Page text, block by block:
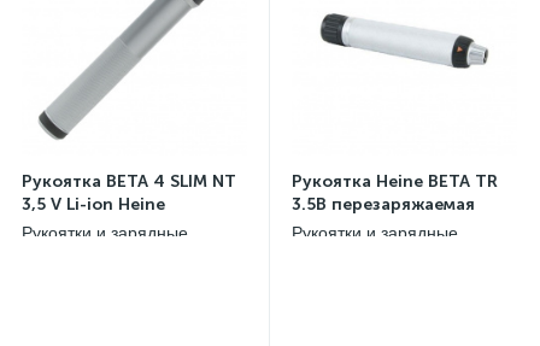
Рукоятка BETA 4 SLIM NT
3,5 V Li-ion Heine
Рукоятки и зарядные
Рукоятка Heine BETA TR
3.5В перезаряжаемая
Рукоятки и зарядные